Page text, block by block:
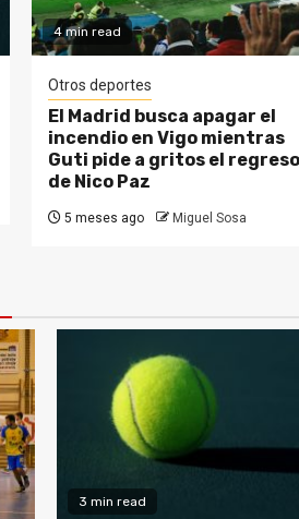
4 min read
Otros deportes
El Madrid busca apagar el
incendio en Vigo mientras
Guti pide a gritos el regreso
de Nico Paz
5 meses ago Miguel Sosa
3 min read